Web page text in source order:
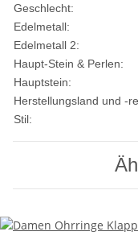
Geschlecht:
Edelmetall:
Edelmetall 2:
Haupt-Stein & Perlen:
Hauptstein:
Herstellungsland und -
Stil: